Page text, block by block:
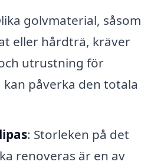
golvmaterial, såsom
eller hårdträ, kräver
utrustning för
påverka den totala
: Storleken på det
renoveras är en av